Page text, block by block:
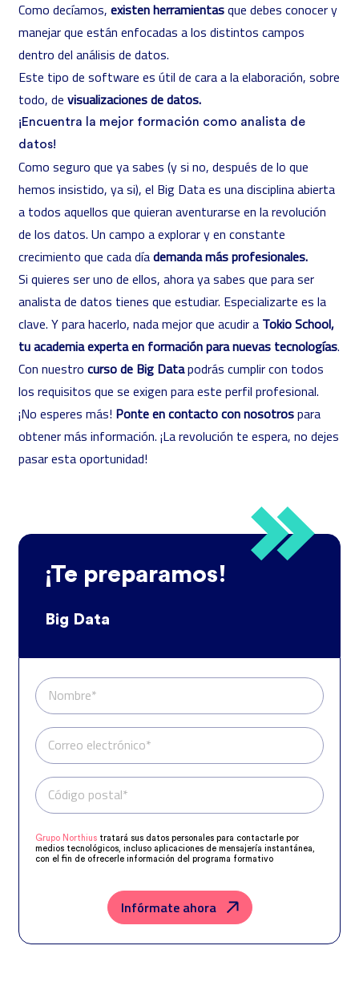
Como decíamos, existen herramientasque debes conocer y
manejar que están enfocadas a los distintos campos
dentro del análisis de datos.
Este tipo de software es útil de cara a la elaboración, sobre
todo, de visualizaciones de datos.
¡Encuentra la mejor formación como analista de
datos!
Como seguro que ya sabes (y si no, después de lo que
hemos insistido, ya si), el Big Data es una disciplina abierta
a todos aquellos que quieran aventurarse en la revolución
de los datos. Un campo a explorar y en constante
crecimiento que cada díademanda más profesionales.
Si quieres ser uno de ellos, ahora ya sabes que para ser
analista de datos tienes que estudiar. Especializarte es la
clave. Y para hacerlo, nada mejor que acudir a Tokio School,
tu academia experta en formación para nuevas tecnologías.
Con nuestro curso de Big Datapodrás cumplir con todos
los requisitos que se exigen para este perfil profesional.
¡No esperes más! Ponte en contacto con nosotrospara
obtener más información. ¡La revolución te espera, no dejes
pasar esta oportunidad!
¡Te preparamos!
Big Data
Nombre*
Correo electrónico*
Teléfono*
Código postal*
Grupo Northius tratará sus datos personales para contactarle por
medios tecnológicos, incluso aplicaciones de mensajería instantánea,
con el fin de ofrecerle información del programa formativo
correspondiente. Compartiremos su solicitud con las empresas que
Grupo Northius
, con el objeto de que estas puedan
hacerle llegar la mejor oferta de productos y servicios de acuerdo a su
petición. Quedan reconocidos los derechos de acceso, rectificación,
Privacidad.
Infórmate ahora